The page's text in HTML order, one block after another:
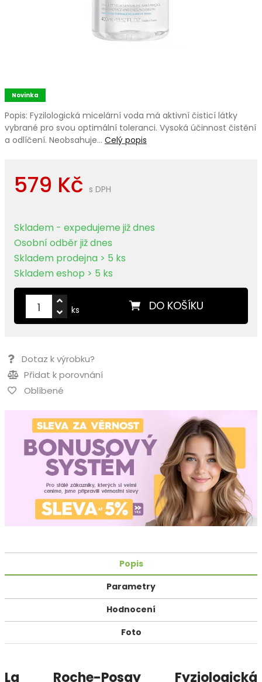
Novinka
Popis: Fyzilologická micelární voda má aktivní čisticí látky
vybrané pro svou optimální toleranci. Vysoká účinnost čistění
a odlíčení. Neobsahuje… Celý popis
579 Kč s DPH
Skladem - expedujeme již dnes
Osobní odběr již dnes
Skladem prodejna > 5 ks
Skladem eshop > 5 ks
DO KOŠÍKU
ks
Dotaz k výrobku?
Přidat k porovnání
Oblíbené
Popis
Parametry
Hodnocení
Foto
La Roche-Posay Fyziologická